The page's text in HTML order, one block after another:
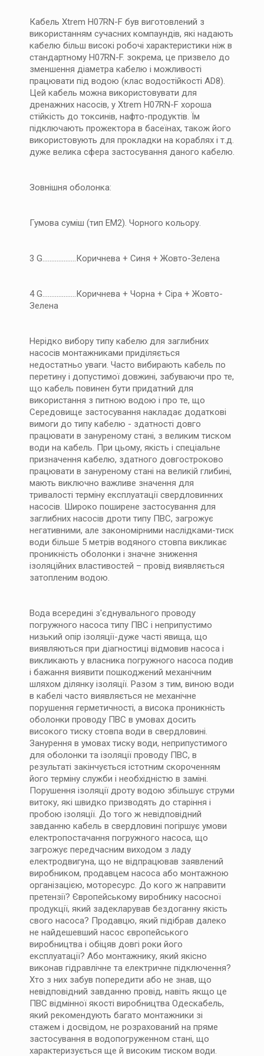
Кабель Xtrem H07RN-F був виготовлений з
використанням сучасних компаундів, які надають
кабелю більш високі робочі характеристики ніж в
стандартному H07RN-F. зокрема, це призвело до
зменшення діаметра кабелю і можливості
працювати під водою (клас водостійкості AD8).
Цей кабель можна використовувати для
дренажних насосів, у Xtrem H07RN-F хороша
стійкість до токсинів, нафто-продуктів. Їм
підключають прожектора в басеїнах, також його
використовують для прокладки на кораблях і т.д.
дуже велика сфера застосування даного кабелю.
Зовнішня оболонка:
Гумова суміш (тип EM2). Чорного кольору.
3 G...................Коричнева + Синя + Жовто-Зелена
4 G...................Коричнева + Чорна + Сіра + Жовто-
Зелена
Нерідко вибору типу кабелю для заглибних
насосів монтажниками приділяється
недостатньо уваги. Часто вибирають кабель по
перетину і допустимої довжині, забуваючи про те,
що кабель повинен бути придатний для
використання з питною водою і про те, що
Середовище застосування накладає додаткові
вимоги до типу кабелю - здатності довго
працювати в зануреному стані, з великим тиском
води на кабель. При цьому, якість і спеціальне
призначення кабелю, здатного довгостроково
працювати в зануреному стані на великій глибині,
мають виключно важливе значення для
тривалості терміну експлуатації свердловинних
насосів. Широко поширене застосування для
заглибних насосів дроти типу ПВС, загрожує
негативними, але закономірними наслідками-тиск
води більше 5 метрів водяного стовпа викликає
проникність оболонки і значне зниження
ізоляційних властивостей – провід виявляється
затопленим водою.
Вода всередині з'єднувального проводу
погружного насоса типу ПВС і неприпустимо
низький опір ізоляції-дуже часті явища, що
виявляються при діагностиці відмовив насоса і
викликають у власника погружного насоса подив
і бажання виявити пошкоджений механічним
шляхом ділянку ізоляції. Разом з тим, виною води
в кабелі часто виявляється не механічне
порушення герметичності, а висока проникність
оболонки проводу ПВС в умовах досить
високого тиску стовпа води в свердловині.
Занурення в умовах тиску води, неприпустимого
для оболонки та ізоляції проводу ПВС, в
результаті закінчується істотним скороченням
його терміну служби і необхідністю в заміні.
Порушення ізоляції дроту водою збільшує струми
витоку, які швидко призводять до старіння і
пробою ізоляції. До того ж невідповідний
завданню кабель в свердловині погіршує умови
електропостачання погружного насоса, що
загрожує передчасним виходом з ладу
електродвигуна, що не відпрацював заявлений
виробником, продавцем насоса або монтажною
організацією, моторесурс. До кого ж направити
претензії? Європейському виробнику насосної
продукції, який задекларував бездоганну якість
свого насоса? Продавцю, який підібрав далеко
не найдешевший насос європейського
виробництва і обіцяв довгі роки його
експлуатації? Або монтажнику, який якісно
виконав гідравлічне та електричне підключення?
Хто з них забув попередити або не знав, що
невідповідний завданню провід, навіть якщо це
ПВС відмінної якості виробництва Одескабель,
який рекомендують багато монтажники зі
стажем і досвідом, не розрахований на пряме
застосування в водопогруженном стані, що
характеризується ще й високим тиском води.